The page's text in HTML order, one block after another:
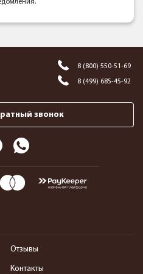
8 (800) 550-51-69
8 (499) 685-45-92
звонок
Отзывы
Контакты